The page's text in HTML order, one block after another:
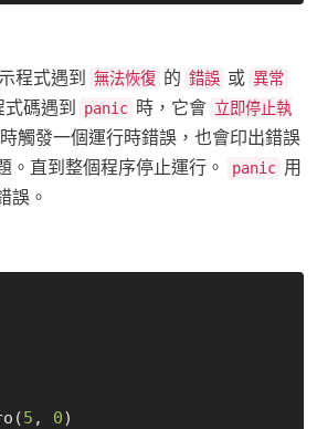
程式遇到 無法恢復 的 錯誤 或 異常
式碼遇到 panic 時，它會 立即停止執
觸發一個運行時錯誤，也會印出錯誤
。直到整個程序停止運行。
panic 用
誤。
5 , 0)